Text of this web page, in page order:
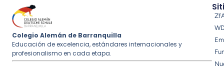
Colegio Alemán de Barranquilla
Educación de excelencia, estándares internacionales y
profesionalismo en cada etapa.